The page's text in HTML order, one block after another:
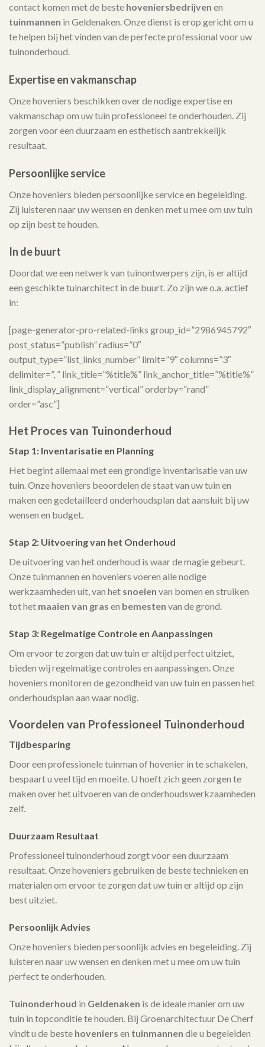
contact komen met de beste hoveniersbedrijven en
tuinmannen in Geldenaken. Onze dienst is erop gericht om u
te helpen bij het vinden van de perfecte professional voor uw
tuinonderhoud.
Expertise en vakmanschap
Onze hoveniers beschikken over de nodige expertise en
vakmanschap om uw tuin professioneel te onderhouden. Zij
zorgen voor een duurzaam en esthetisch aantrekkelijk
resultaat.
Persoonlijke service
Onze hoveniers bieden persoonlijke service en begeleiding.
Zij luisteren naar uw wensen en denken met u mee om uw tuin
op zijn best te houden.
In de buurt
Doordat we een netwerk van tuinontwerpers zijn, is er altijd
een geschikte tuinarchitect in de buurt. Zo zijn we o.a. actief
in:
[page-generator-pro-related-links group_id=”2986945792″
post_status=”publish” radius=”0″
output_type=”list_links_number” limit=”9″ columns=”3″
delimiter=”, ” link_title=”%title%” link_anchor_title=”%title%”
link_display_alignment=”vertical” orderby=”rand”
order=”asc”]
Het Proces van Tuinonderhoud
Stap 1: Inventarisatie en Planning
Het begint allemaal met een grondige inventarisatie van uw
tuin. Onze hoveniers beoordelen de staat van uw tuin en
maken een gedetailleerd onderhoudsplan dat aansluit bij uw
wensen en budget.
Stap 2: Uitvoering van het Onderhoud
De uitvoering van het onderhoud is waar de magie gebeurt.
Onze tuinmannen en hoveniers voeren alle nodige
werkzaamheden uit, van het snoeien van bomen en struiken
tot het maaien van gras en bemesten van de grond.
Stap 3: Regelmatige Controle en Aanpassingen
Om ervoor te zorgen dat uw tuin er altijd perfect uitziet,
bieden wij regelmatige controles en aanpassingen. Onze
hoveniers monitoren de gezondheid van uw tuin en passen het
onderhoudsplan aan waar nodig.
Voordelen van Professioneel Tuinonderhoud
Tijdbesparing
Door een professionele tuinman of hovenier in te schakelen,
bespaart u veel tijd en moeite. U hoeft zich geen zorgen te
maken over het uitvoeren van de onderhoudswerkzaamheden
zelf.
Duurzaam Resultaat
Professioneel tuinonderhoud zorgt voor een duurzaam
resultaat. Onze hoveniers gebruiken de beste technieken en
materialen om ervoor te zorgen dat uw tuin er altijd op zijn
best uitziet.
Persoonlijk Advies
Onze hoveniers bieden persoonlijk advies en begeleiding. Zij
luisteren naar uw wensen en denken met u mee om uw tuin
perfect te onderhouden.
Tuinonderhoud in Geldenaken is de ideale manier om uw
tuin in topconditie te houden. Bij Groenarchitectuur De Cherf
vindt u de beste hoveniers en tuinmannen die u begeleiden